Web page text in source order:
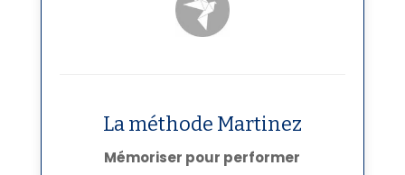
La méthode Martinez
Mémoriser pour performer